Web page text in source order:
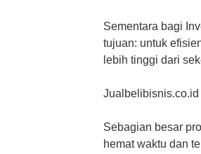
Sementara bagi
tujuan: untuk
lebih tinggi dari
Sebagian besar
hemat waktu dan